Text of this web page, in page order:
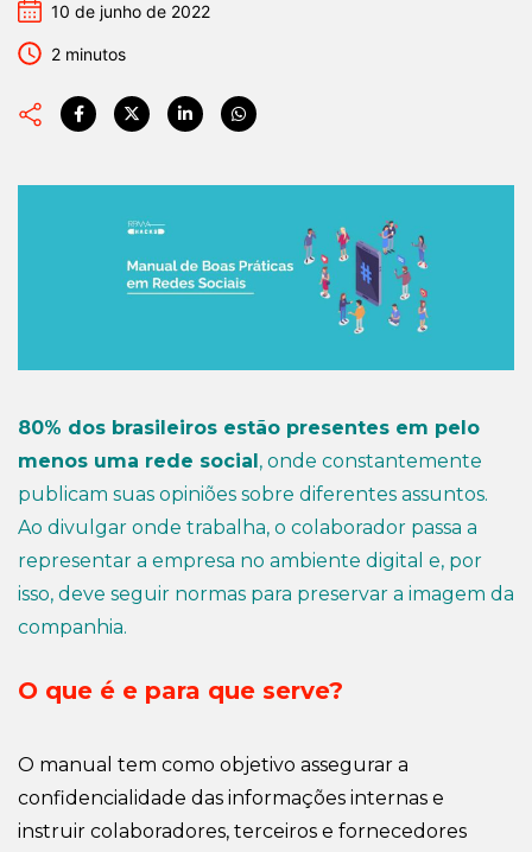
10 de junho de 2022
2 minutos
80% dos brasileiros estão presentes em pelo
menos uma rede social , onde constantemente
publicam suas opiniões sobre diferentes assuntos.
Ao divulgar onde trabalha, o colaborador passa a
representar a empresa no ambiente digital e, por
isso, deve seguir normas para preservar a imagem da
companhia.
O que é e para que serve?
O manual tem como objetivo assegurar a
confidencialidade das informações internas e
instruir colaboradores, terceiros e fornecedores